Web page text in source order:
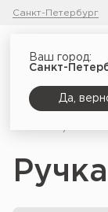
Санкт-Петербург
Ваш город:
Санкт-
Да,